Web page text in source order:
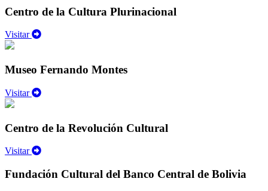
Centro de la Cultura Plurinacional
Visitar
Museo Fernando Montes
Visitar
Centro de la Revolución Cultural
Visitar
Fundación Cultural del Banco Central de Bolivia